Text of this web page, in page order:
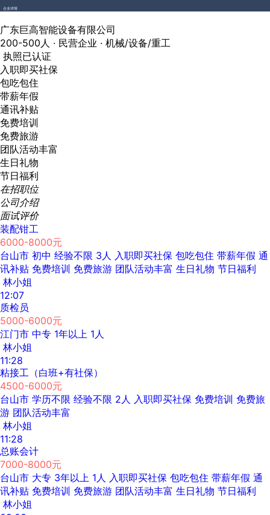
企业详情
广东巨高智能设备有限公司
200-500人 · 民营企业 · 机械/设备/重工
执照已认证
入职即买社保
包吃包住
带薪年假
通讯补贴
免费培训
免费旅游
团队活动丰富
生日礼物
节日福利
在招职位
公司介绍
面试评价
装配钳工
6000-8000元
台山市 初中 经验不限 3人 入职即买社保 包吃包住 带薪年假 通
讯补贴 免费培训 免费旅游 团队活动丰富 生日礼物 节日福利
林小姐
12:07
质检员
5000-6000元
江门市 中专 1年以上 1人
林小姐
11:28
粘接工（白班+有社保）
4500-6000元
台山市 学历不限 经验不限 2人 入职即买社保 免费培训 免费旅
游 团队活动丰富
林小姐
11:28
总账会计
7000-8000元
台山市 大专 3年以上 1人 入职即买社保 包吃包住 带薪年假 通
讯补贴 免费培训 免费旅游 团队活动丰富 生日礼物 节日福利
林小姐